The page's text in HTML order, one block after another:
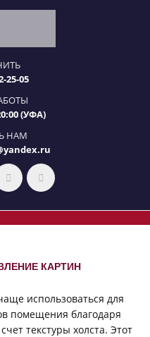
25-05
(УФА)
НАМ
КАРТИН
использоваться для
помещения благодаря
текстуры холста. Этот